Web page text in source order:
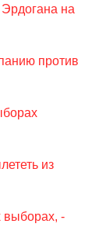
на
против
из
выборах, -